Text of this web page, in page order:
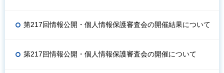
第217回情報公開・個人情報保護審査会の開催結果について
第217回情報公開・個人情報保護審査会の開催について